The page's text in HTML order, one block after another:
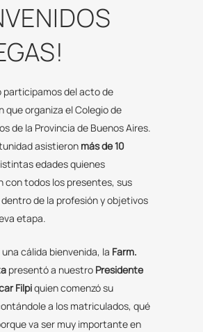
participamos del acto de
que organiza el Colegio de
de la Provincia de Buenos Aires.
asistieron más de 10
edades quienes
con todos los presentes, sus
de la profesión y objetivos
etapa.
cálida bienvenida, la Farm.
presentó a nuestro Presidente
Filpiquien comenzó su
a los matriculados, qué
va ser muy importante en